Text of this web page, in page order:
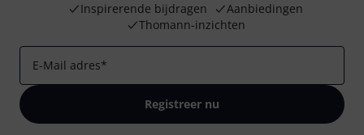
Inspirerende bijdragen
Aanbiedingen
Thomann-inzichten
E-Mail adres*
Registreer nu